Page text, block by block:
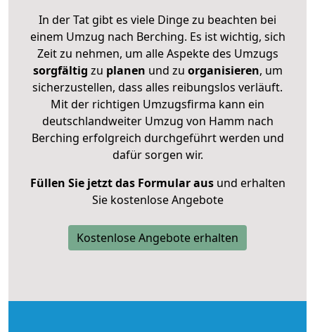
In der Tat gibt es viele Dinge zu beachten bei
einem Umzug nach Berching. Es ist wichtig, sich
Zeit zu nehmen, um alle Aspekte des Umzugs
sorgfältig zu planen und zu organisieren, um
sicherzustellen, dass alles reibungslos verläuft.
Mit der richtigen Umzugsfirma kann ein
deutschlandweiter Umzug von Hamm nach
Berching erfolgreich durchgeführt werden und
dafür sorgen wir.
Füllen Sie jetzt das Formular ausund erhalten
Sie kostenlose Angebote
Kostenlose Angebote erhalten